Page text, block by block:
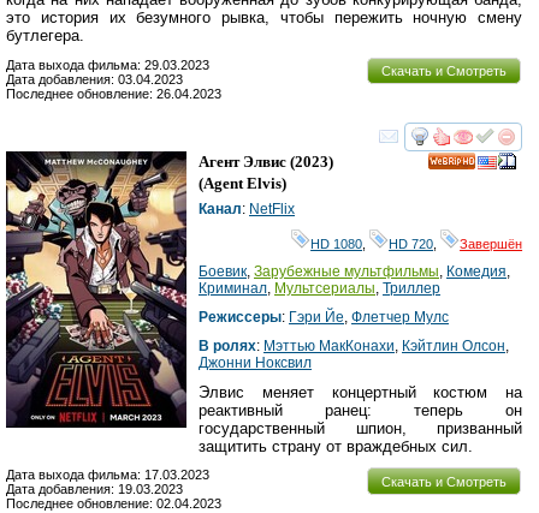
это история их безумного рывка, чтобы пережить ночную смену
бутлегера.
Скачать и Смотреть
Дата выхода фильма: 29.03.2023
Дата добавления: 03.04.2023
Последнее обновление: 26.04.2023
смотреть
Агент Элвис (2023)
(Agent Elvis)
Канал: NetFlix
HD 1080 HD 720 Завершён
Боевик Зарубежные мультфильмы Комедия
Криминал Мультсериалы Триллер
Режиссеры: Гэри Йе Флетчер Мулс
В ролях: Мэттью МакКонахи Кэйтлин Олсон
Джонни Ноксвил
Элвис меняет концертный костюм на
реактивный ранец: теперь он
государственный шпион, призванный
защитить страну от враждебных сил.
Скачать и Смотреть
Дата выхода фильма: 17.03.2023
Дата добавления: 19.03.2023
Последнее обновление: 02.04.2023